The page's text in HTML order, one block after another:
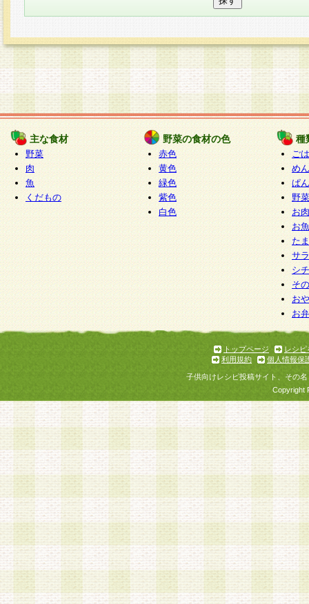
主な食材
野菜
肉
魚
くだもの
野菜の食材の色
赤色
黄色
緑色
紫色
白色
種
ご
めん
ぱん
野
お
お
た
サ
シ
そ
お
お
トップページ
レシピ
利用規約
個人情報保
子供向けレシピ投稿サイト、その
Copyright